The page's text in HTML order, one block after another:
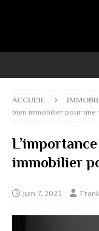
ACCUEIL
bien immobilier pour une
immobilier
juin 7, 2023